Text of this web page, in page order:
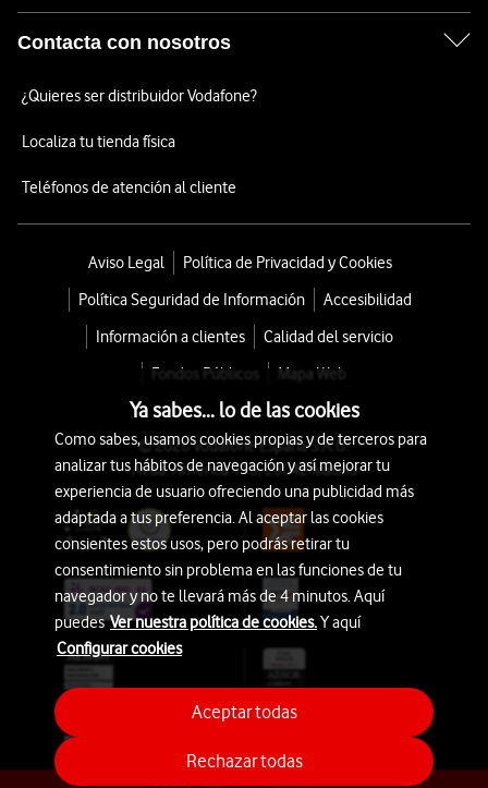
Contacta con nosotros
¿Quieres ser distribuidor Vodafone?
Localiza tu tienda física
Teléfonos de atención al cliente
Aviso Legal
Política de Privacidad y Cookies
Política Seguridad de Información
Accesibilidad
Información a clientes
Calidad del servicio
Fondos Públicos
Mapa Web
© 2026 Vodafone España S.A.U.
Avda. América 115, 28042 Madrid
Ya sabes... lo de las cookies
Como sabes, usamos cookies propias y de terceros para
analizar tus hábitos de navegación y así mejorar tu
experiencia de usuario ofreciendo una publicidad más
adaptada a tus preferencia. Al aceptar las cookies
consientes estos usos, pero podrás retirar tu
consentimiento sin problema en las funciones de tu
navegador y no te llevará más de 4 minutos. Aquí
puedesVer nuestra política de cookies.Y aquí
Configurar cookies
Rechazar todas
Aceptar todas